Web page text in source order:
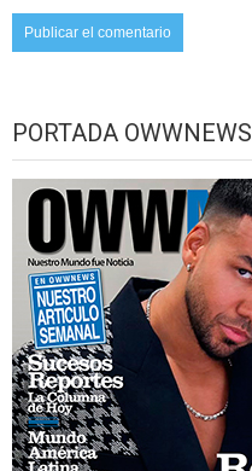
PORTADA OWWNEWS